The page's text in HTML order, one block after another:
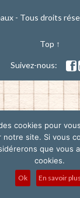
- Tous droits
Top ↑
Suivez-nous: 
cookies pour
notre site. Si vous
que vous
cookies.
Ok En savoir plus